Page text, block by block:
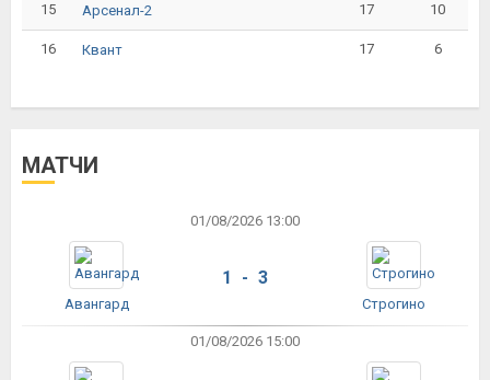
15 Арсенал-2 17 10
16 Квант 17 6
МАТЧИ
01/08/2026 13:00
Авангард
1 - 3
Строгино
01/08/2026 15:00